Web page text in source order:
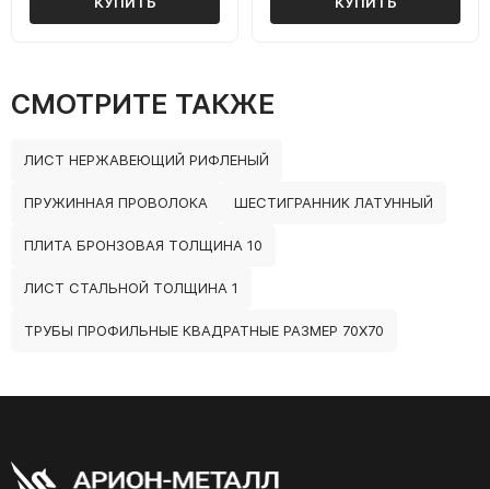
СМОТРИТЕ ТАКЖЕ
ЛИСТ НЕРЖАВЕЮЩИЙ РИФЛЕНЫЙ
ПРУЖИННАЯ ПРОВОЛОКА ШЕСТИГРАННИК ЛАТУННЫЙ
ПЛИТА БРОНЗОВАЯ ТОЛЩИНА 10
ЛИСТ СТАЛЬНОЙ ТОЛЩИНА 1
ТРУБЫ ПРОФИЛЬНЫЕ КВАДРАТНЫЕ РАЗМЕР 70Х70